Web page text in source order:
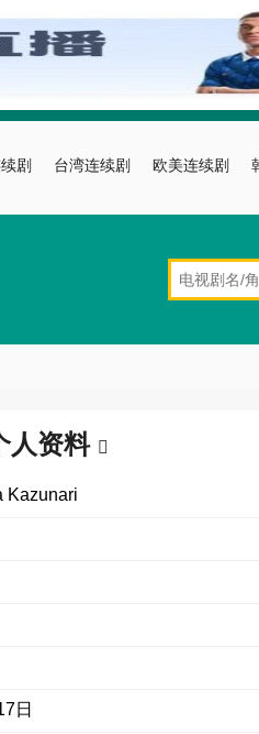
剧 台湾连续剧 欧美连续剧
人资料 
Kazunari
日